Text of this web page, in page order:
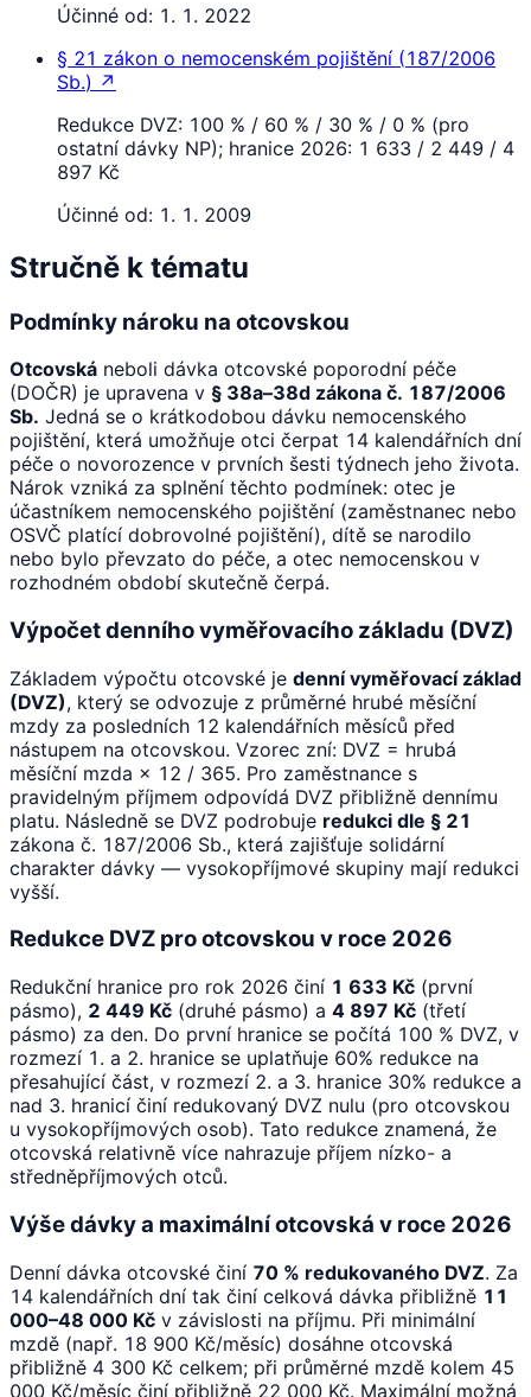
Účinné od: 1. 1. 2022
§ 21 zákon o nemocenském pojištění (187/2006
Sb.) ↗
Redukce DVZ: 100 % / 60 % / 30 % / 0 % (pro
ostatní dávky NP); hranice 2026: 1 633 / 2 449 / 4
897 Kč
Účinné od: 1. 1. 2009
Stručně k tématu
Podmínky nároku na otcovskou
Otcovská neboli dávka otcovské poporodní péče
(DOČR) je upravena v § 38a–38d zákona č. 187/2006
Sb. Jedná se o krátkodobou dávku nemocenského
pojištění, která umožňuje otci čerpat 14 kalendářních dní
péče o novorozence v prvních šesti týdnech jeho života.
Nárok vzniká za splnění těchto podmínek: otec je
účastníkem nemocenského pojištění (zaměstnanec nebo
OSVČ platící dobrovolné pojištění), dítě se narodilo
nebo bylo převzato do péče, a otec nemocenskou v
rozhodném období skutečně čerpá.
Výpočet denního vyměřovacího základu (DVZ)
Základem výpočtu otcovské je denní vyměřovací základ
(DVZ), který se odvozuje z průměrné hrubé měsíční
mzdy za posledních 12 kalendářních měsíců před
nástupem na otcovskou. Vzorec zní: DVZ = hrubá
měsíční mzda × 12 / 365. Pro zaměstnance s
pravidelným příjmem odpovídá DVZ přibližně dennímu
platu. Následně se DVZ podrobuje redukci dle § 21
zákona č. 187/2006 Sb., která zajišťuje solidární
charakter dávky — vysokopříjmové skupiny mají redukci
vyšší.
Redukce DVZ pro otcovskou v roce 2026
Redukční hranice pro rok 2026 činí 1 633 Kč (první
pásmo), 2 449 Kč (druhé pásmo) a 4 897 Kč (třetí
pásmo) za den. Do první hranice se počítá 100 % DVZ, v
rozmezí 1. a 2. hranice se uplatňuje 60% redukce na
přesahující část, v rozmezí 2. a 3. hranice 30% redukce a
nad 3. hranicí činí redukovaný DVZ nulu (pro otcovskou
u vysokopříjmových osob). Tato redukce znamená, že
otcovská relativně více nahrazuje příjem nízko- a
středněpříjmových otců.
Výše dávky a maximální otcovská v roce 2026
Denní dávka otcovské činí 70 % redukovaného DVZ. Za
14 kalendářních dní tak činí celková dávka přibližně 11
000–48 000 Kč v závislosti na příjmu. Při minimální
mzdě (např. 18 900 Kč/měsíc) dosáhne otcovská
přibližně 4 300 Kč celkem; při průměrné mzdě kolem 45
000 Kč/měsíc činí přibližně 22 000 Kč. Maximální možná